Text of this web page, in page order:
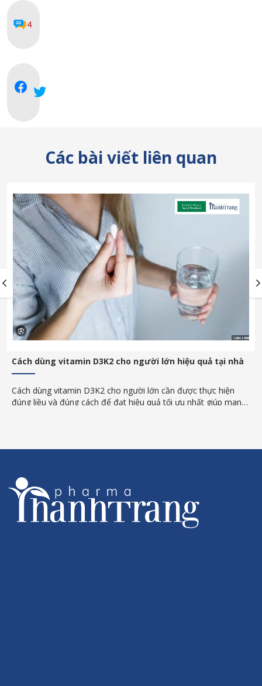
4
Các bài viết liên quan
nhà
Vitamin d3 cho trẻ sơ sinh uống mấy giọt? Giải đáp
Vitamin D3 cho trẻ sơ sinh uống mấy giọt là vấn đề được rất